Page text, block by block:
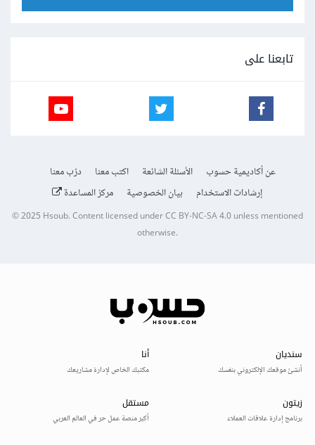
تابعنا على
عن أكاديمية حسوب الأسئلة الشائعة اكتب معنا
درّب معنا
إرشادات الاستخدام
بيان الخصوصية مركز المساعدة
© 2025Hsoub.Content licensed underCC BY-NC-SA 4.0unless mentioned
otherwise.